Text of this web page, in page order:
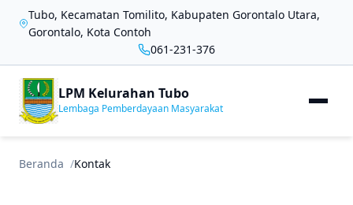
Tubo, Kecamatan Tomilito, Kabupaten Gorontalo Utara,
Gorontalo, Kota Contoh
061-231-376
LPM Kelurahan Tubo
Lembaga Pemberdayaan Masyarakat
Beranda Kontak